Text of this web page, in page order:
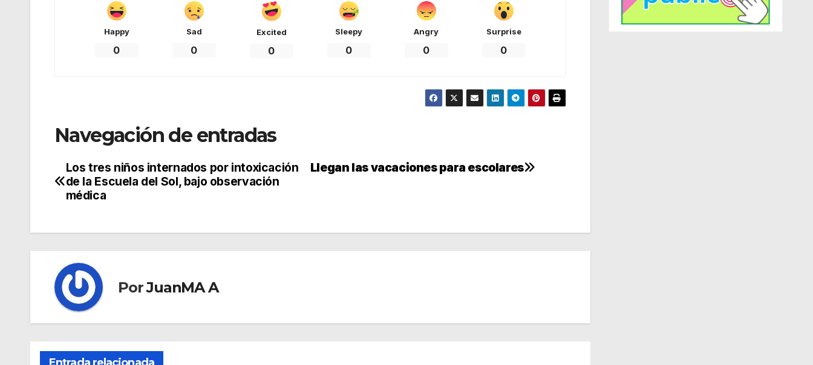
Happy
0
Sad
0
Excited
0
Sleepy
0
Angry
0
Surprise
0
Navegación de entradas
Llegan las vacaciones para escolares
Los tres niños internados por intoxicación
de la Escuela del Sol, bajo observación
médica
PorJuanMA A